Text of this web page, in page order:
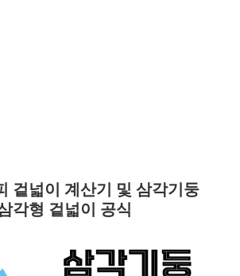
겉넓이 계산기 및 삼각기둥
각형 겉넓이 공식